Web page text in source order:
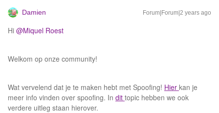
Damien Forum|Forum|2 years ago
Hi @Miquel Roest
Welkom op onze community!
Wat vervelend dat je te maken hebt met Spoofing! Hier kan je
meer info vinden over spoofing. In dit topic hebben we ook
verdere uitleg staan hierover.